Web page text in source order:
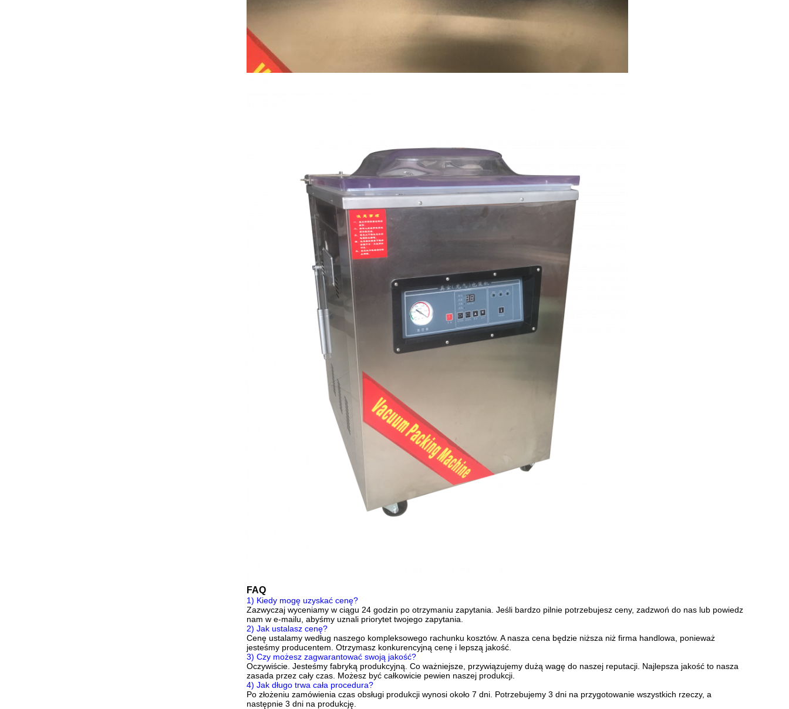
FAQ
1) Kiedy mogę uzyskać cenę?
Zazwyczaj wyceniamy w ciągu 24 godzin po otrzymaniu zapytania. Jeśli bardzo pilnie potrzebujesz ceny, zadzwoń do nas lub powiedz
nam w e-mailu, abyśmy uznali priorytet twojego zapytania.
2) Jak ustalasz cenę?
Cenę ustalamy według naszego kompleksowego rachunku kosztów. A nasza cena będzie niższa niż firma handlowa, ponieważ
jesteśmy producentem. Otrzymasz konkurencyjną cenę i lepszą jakość.
3) Czy możesz zagwarantować swoją jakość?
Oczywiście. Jesteśmy fabryką produkcyjną. Co ważniejsze, przywiązujemy dużą wagę do naszej reputacji. Najlepsza jakość to nasza
zasada przez cały czas. Możesz być całkowicie pewien naszej produkcji.
4) Jak długo trwa cała procedura?
Po złożeniu zamówienia czas obsługi produkcji wynosi około 7 dni. Potrzebujemy 3 dni na przygotowanie wszystkich rzeczy, a
następnie 3 dni na produkcję.